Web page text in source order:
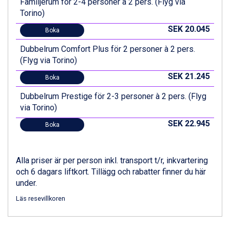
St. Anton från 11.245 kr.
Zell am See från 6.295 kr.
Canazei från 7.195 kr.
Livigno från 5.595 kr.
Ponte di Legno från 7.395 kr.
Alleghe från 8.545 kr.
Bad Gastein från 6.295 kr.
Sauze dOulx från 6.145 kr.
Arabba från 11.045 kr.
La Thuile från 7.045 kr.
Cervinia från 8.245 kr.
Passo Tonale från 5.895 kr.
Saalbach från 9.445 kr.
Sölden från 12.995 kr.
Champoluc från 5.945 kr.
Sestriere från 6.945 kr.
Ischgl från 11.295 kr.
Torino)
Boka SEK 20.045
Dubbelrum Comfort Plus för 2 personer à 2 pers.
(Flyg via Torino)
Boka SEK 21.245
Dubbelrum Prestige för 2-3 personer à 2 pers. (Flyg
via Torino)
Boka SEK 22.945
Alla priser är per person inkl. transport t/r, inkvartering
och 6 dagars liftkort. Tillägg och rabatter finner du här
under.
Läs resevillkoren